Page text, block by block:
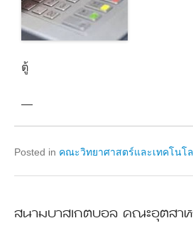
ตู้
—
Posted in คณะวิทยาศาสตร์และเทคโนโ
สนามบาสเกตบอล คณะอุตสา